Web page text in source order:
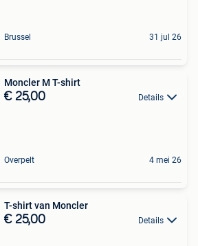
Brussel 31 jul 26
Moncler M T-shirt
€ 25,00 Details
Overpelt 4 mei 26
T-shirt van Moncler
€ 25,00 Details